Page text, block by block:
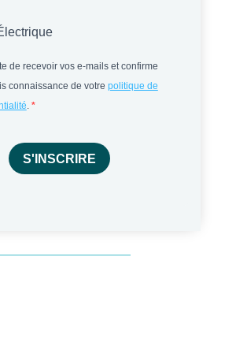
de recevoir vos e-mails et confirme
connaissance de votre politique de
.
S'INSCRIRE